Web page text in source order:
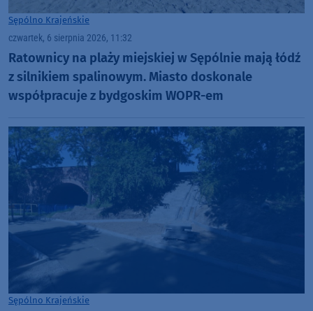
Sępólno Krajeńskie
czwartek, 6 sierpnia 2026, 11:32
Ratownicy na plaży miejskiej w Sępólnie mają łódź
z silnikiem spalinowym. Miasto doskonale
współpracuje z bydgoskim WOPR-em
Sępólno Krajeńskie